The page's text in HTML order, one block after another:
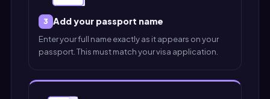
3 Add your passport name
Enter your full name exactly as it appears on your
passport. This must match your visa application.